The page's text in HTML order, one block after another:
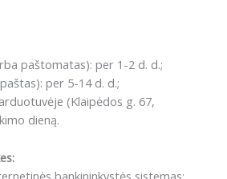
paštomatas): per 1-2 d. d.;
per 5-14 d. d.;
(Klaipėdos g. 67,
dieną.
bankininkystės sistemas;